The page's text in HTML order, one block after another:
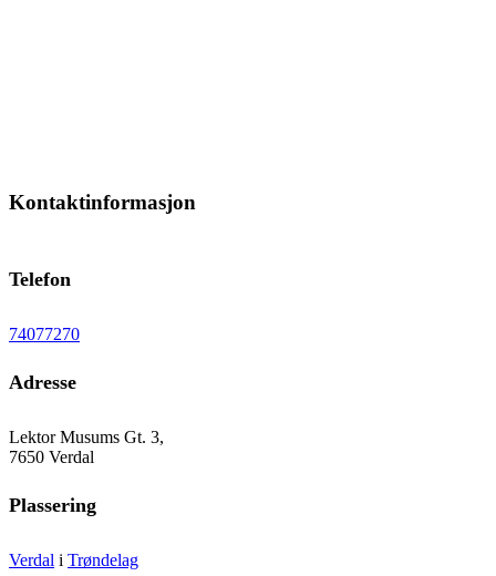
Kontaktinformasjon
Telefon
74077270
Adresse
Lektor Musums Gt. 3,
7650 Verdal
Plassering
Verdal i Trøndelag